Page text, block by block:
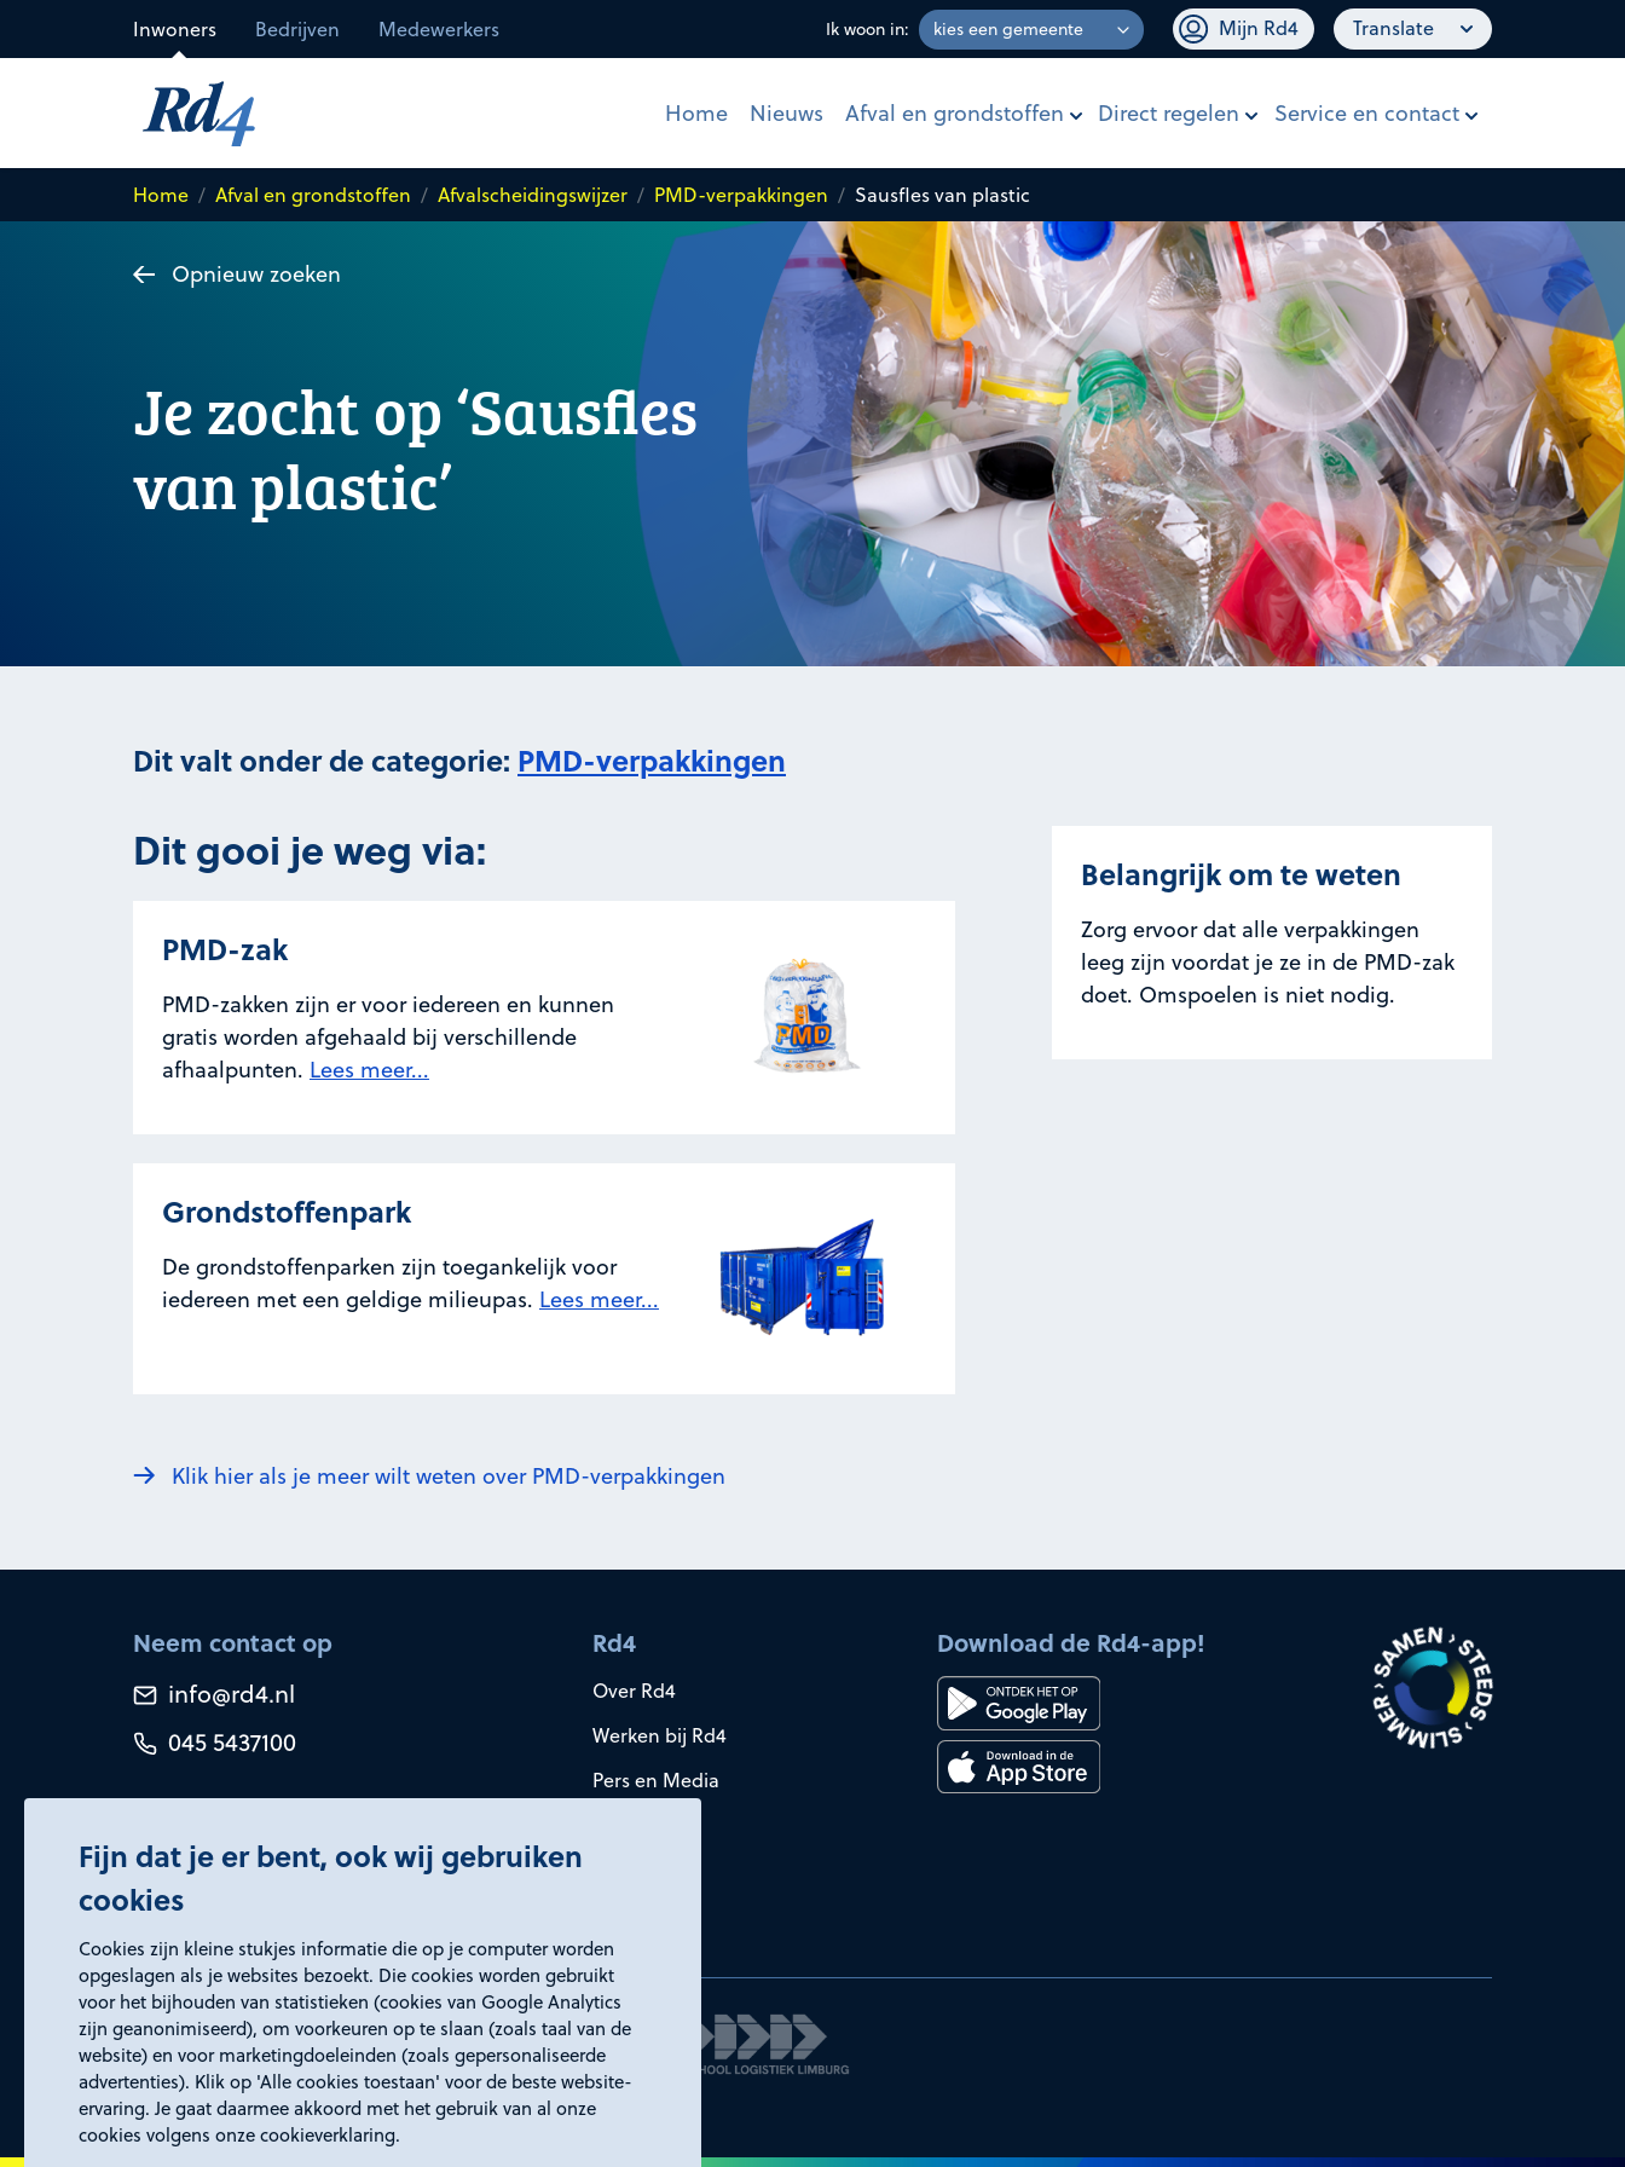
Fijn dat je er bent, ook wij gebruiken
cookies
Cookies zijn kleine stukjes informatie die op je computer worden
opgeslagen als je websites bezoekt. Die cookies worden gebruikt
voor het bijhouden van statistieken (cookies van Google Analytics
zijn geanonimiseerd), om voorkeuren op te slaan (zoals taal van de
website) en voor marketingdoeleinden (zoals gepersonaliseerde
advertenties). Klik op 'Alle cookies toestaan' voor de beste website-
ervaring. Je gaat daarmee akkoord met het gebruik van al onze
cookies volgens onze cookieverklaring.
Inwoners Bedrijven Medewerkers Ik woon in: Mijn Rd4 Translate
Home Nieuws Afval en grondstoffen Direct regelen Service en contact
Home Afval en grondstoffen Afvalscheidingswijzer PMD-verpakkingen Sausfles van plastic
Opnieuw zoeken
Je zocht op ‘Sausfles
van plastic’
Dit valt onder de categorie: PMD-verpakkingen
Dit gooi je weg via:
PMD-zak
PMD-zakken zijn er voor iedereen en kunnen
gratis worden afgehaald bij verschillende
afhaalpunten. Lees meer...
Grondstoffenpark
De grondstoffenparken zijn toegankelijk voor
iedereen met een geldige milieupas. Lees meer...
Klik hier als je meer wilt weten over PMD-verpakkingen
Belangrijk om te weten
Zorg ervoor dat alle verpakkingen
leeg zijn voordat je ze in de PMD-zak
doet. Omspoelen is niet nodig.
Neem contact op
info@rd4.nl
045 5437100
Rd4
Over Rd4
Werken bij Rd4
Pers en Media
Download de Rd4-app!
Certificeringen